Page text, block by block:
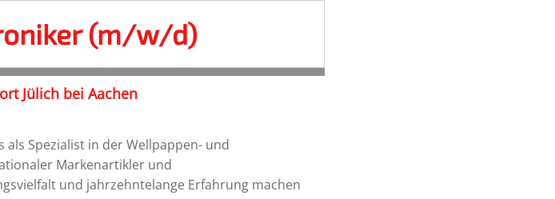
(m/w/d)
Jülich bei Aachen
Spezialist in der Wellpappen- und
Markenartikler und
und jahrzehntelange Erfahrung machen